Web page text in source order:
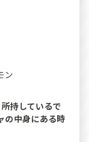
ン
持しているで
の中身にある時